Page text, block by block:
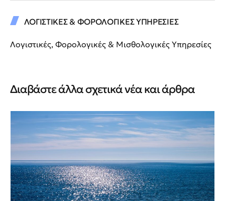
ΛΟΓΙΣΤΙΚΕΣ & ΦΟΡΟΛΟΓΙΚΕΣ ΥΠΗΡΕΣΙΕΣ
Λογιστικές, Φορολογικές & Μισθολογικές Υπηρεσίες
Διαβάστε άλλα σχετικά νέα και άρθρα